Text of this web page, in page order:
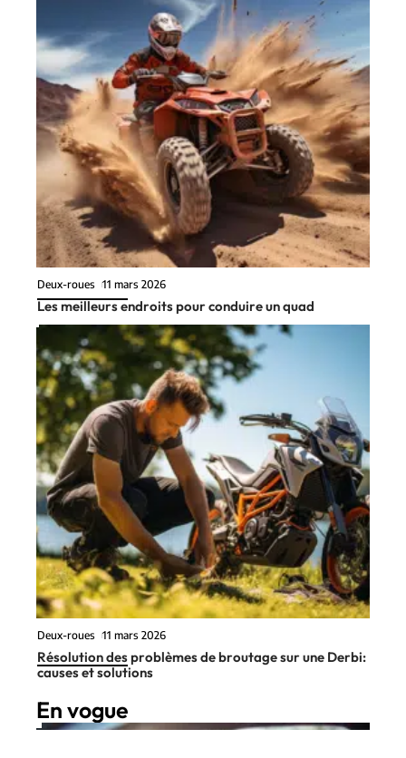
Deux-roues 11 mars 2026
Les meilleurs endroits pour conduire un quad
Deux-roues 11 mars 2026
Résolution des problèmes de broutage sur une Derbi:
causes et solutions
En vogue